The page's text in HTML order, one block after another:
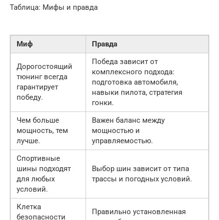
Таблица: Мифы и правда
Миф Правда
Дорогостоящий
тюнинг всегда
гарантирует
победу.
Победа зависит от
комплексного подхода:
подготовка автомобиля,
навыки пилота, стратегия
гонки.
Чем больше
мощность, тем
лучше.
Важен баланс между
мощностью и
управляемостью.
Спортивные
шины подходят
для любых
условий.
Выбор шин зависит от типа
трассы и погодных условий.
Клетка
безопасности
Правильно установленная